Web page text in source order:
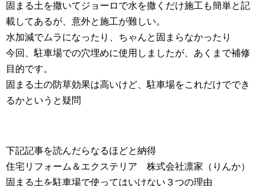
固まる土を撒いてジョーロで水を撒くだけ施工も簡単と記
載してあるが、意外と施工が難しい。
水加減でムラになったり、ちゃんと固まらなかったり
今回、駐車場での穴埋めに使用しましたが、あくまで補修
目的です。
固まる土の防草効果は高いけど、駐車場をこれだけででき
るかというと疑問
下記記事を読んだらなるほどと納得
住宅リフォーム＆エクステリア 株式会社凛家（りんか）
固まる土を駐車場で使ってはいけない３つの理由